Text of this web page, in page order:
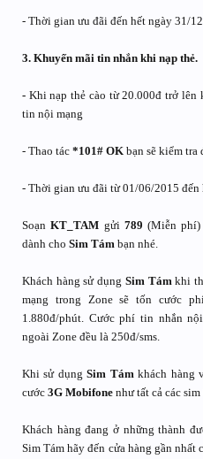
- Thời gian ưu đãi đến hết ngày 31/
3. Khuyến mãi tin nhắn khi nạp thẻ.
- Khi nạp thẻ cào từ 20.000đ trở lên
tin nội mạng
- Thao tác *101# OK bạn sẽ kiểm tra
- Thời gian ưu đãi từ 01/06/2015
Soạn KT_TAM gửi 789 (Miễn
dành cho Sim Tám bạn nhé.
Khách hàng sử dụng Sim Támkhi
mạng trong Zone sẽ tốn cước
1.880đ/phút. Cước phí tin nhắn
ngoài Zone đều là 250đ/sms.
Khi sử dụngSim Támkhách hàng
cước 3G Mobifone như tất cả các
Khách hàng đang ở những thành
Sim Tám hãy đến cửa hàng gần